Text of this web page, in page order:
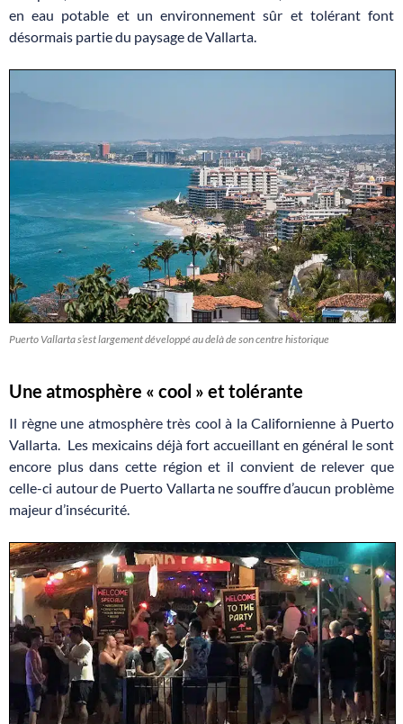
en eau potable et un environnement sûr et tolérant font
désormais partie du paysage de Vallarta.
Puerto Vallarta s’est largement développé au delà de son centre historique
Une atmosphère « cool » et tolérante
Il règne une atmosphère très cool à la Californienne à Puerto
Vallarta. Les mexicains déjà fort accueillant en général le sont
encore plus dans cette région et il convient de relever que
celle-ci autour de Puerto Vallarta ne souffre d’aucun problème
majeur d’insécurité.